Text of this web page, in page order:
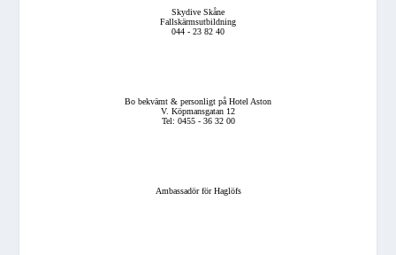
Skydive Skåne
Fallskärmsutbildning
044 - 23 82 40
Bo bekvämt & personligt på Hotel Aston
V. Köpmansgatan 12
Tel: 0455 - 36 32 00
Ambassadör för Haglöfs